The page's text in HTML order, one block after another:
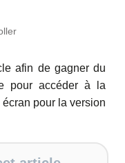
afin de gagner du
pour accéder à la
pour la version